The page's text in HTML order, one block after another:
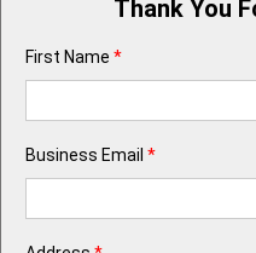
Thank You
First Name *
Business Email *